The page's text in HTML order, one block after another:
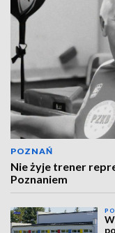
POZNAŃ
Nie żyje trener
Poznaniem